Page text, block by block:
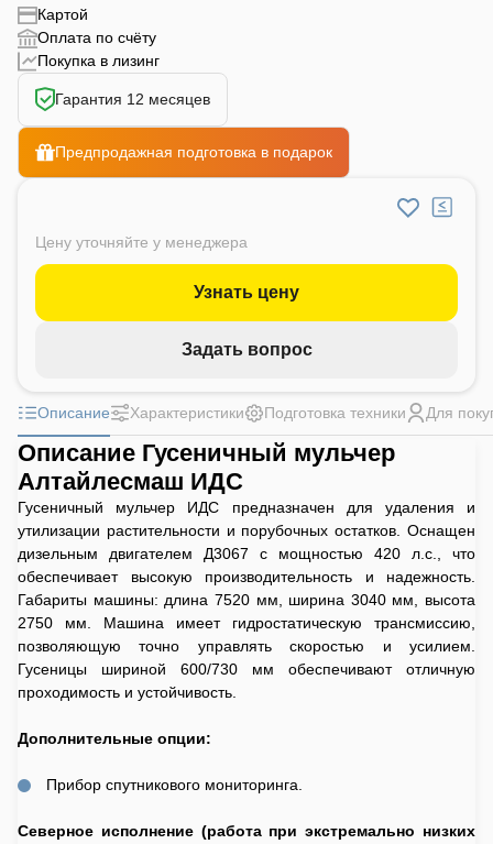
Картой
Оплата по счёту
Покупка в лизинг
Гарантия 12 месяцев
Предпродажная подготовка в подарок
Цену уточняйте у менеджера
Узнать цену
Задать вопрос
Описание Характеристики Подготовка техники Для
Описание Гусеничный мульчер
Алтайлесмаш ИДС
Гусеничный мульчер ИДС предназначен для удаления и
утилизации растительности и порубочных остатков. Оснащен
дизельным двигателем Д3067 с мощностью 420 л.с., что
обеспечивает высокую производительность и надежность.
Габариты машины: длина 7520 мм, ширина 3040 мм, высота
2750 мм. Машина имеет гидростатическую трансмиссию,
позволяющую точно управлять скоростью и усилием.
Гусеницы шириной 600/730 мм обеспечивают отличную
проходимость и устойчивость.
Дополнительные опции:
Прибор спутникового мониторинга.
Северное исполнение (работа при экстремально низких